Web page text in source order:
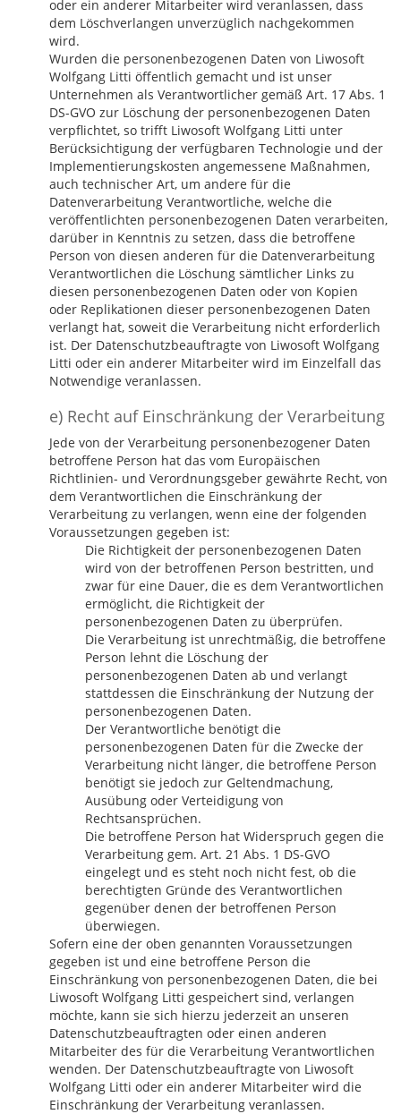
oder ein anderer Mitarbeiter wird veranlassen, dass
dem Löschverlangen unverzüglich nachgekommen
wird.
Wurden die personenbezogenen Daten von Liwosoft
Wolfgang Litti öffentlich gemacht und ist unser
Unternehmen als Verantwortlicher gemäß Art. 17 Abs. 1
DS-GVO zur Löschung der personenbezogenen Daten
verpflichtet, so trifft Liwosoft Wolfgang Litti unter
Berücksichtigung der verfügbaren Technologie und der
Implementierungskosten angemessene Maßnahmen,
auch technischer Art, um andere für die
Datenverarbeitung Verantwortliche, welche die
veröffentlichten personenbezogenen Daten verarbeiten,
darüber in Kenntnis zu setzen, dass die betroffene
Person von diesen anderen für die Datenverarbeitung
Verantwortlichen die Löschung sämtlicher Links zu
diesen personenbezogenen Daten oder von Kopien
oder Replikationen dieser personenbezogenen Daten
verlangt hat, soweit die Verarbeitung nicht erforderlich
ist. Der Datenschutzbeauftragte von Liwosoft Wolfgang
Litti oder ein anderer Mitarbeiter wird im Einzelfall das
Notwendige veranlassen.
e) Recht auf Einschränkung der Verarbeitung
Jede von der Verarbeitung personenbezogener Daten
betroffene Person hat das vom Europäischen
Richtlinien- und Verordnungsgeber gewährte Recht, von
dem Verantwortlichen die Einschränkung der
Verarbeitung zu verlangen, wenn eine der folgenden
Voraussetzungen gegeben ist:
Die Richtigkeit der personenbezogenen Daten
wird von der betroffenen Person bestritten, und
zwar für eine Dauer, die es dem Verantwortlichen
ermöglicht, die Richtigkeit der
personenbezogenen Daten zu überprüfen.
Die Verarbeitung ist unrechtmäßig, die betroffene
Person lehnt die Löschung der
personenbezogenen Daten ab und verlangt
stattdessen die Einschränkung der Nutzung der
personenbezogenen Daten.
Der Verantwortliche benötigt die
personenbezogenen Daten für die Zwecke der
Verarbeitung nicht länger, die betroffene Person
benötigt sie jedoch zur Geltendmachung,
Ausübung oder Verteidigung von
Rechtsansprüchen.
Die betroffene Person hat Widerspruch gegen die
Verarbeitung gem. Art. 21 Abs. 1 DS-GVO
eingelegt und es steht noch nicht fest, ob die
berechtigten Gründe des Verantwortlichen
gegenüber denen der betroffenen Person
überwiegen.
Sofern eine der oben genannten Voraussetzungen
gegeben ist und eine betroffene Person die
Einschränkung von personenbezogenen Daten, die bei
Liwosoft Wolfgang Litti gespeichert sind, verlangen
möchte, kann sie sich hierzu jederzeit an unseren
Datenschutzbeauftragten oder einen anderen
Mitarbeiter des für die Verarbeitung Verantwortlichen
wenden. Der Datenschutzbeauftragte von Liwosoft
Wolfgang Litti oder ein anderer Mitarbeiter wird die
Einschränkung der Verarbeitung veranlassen.